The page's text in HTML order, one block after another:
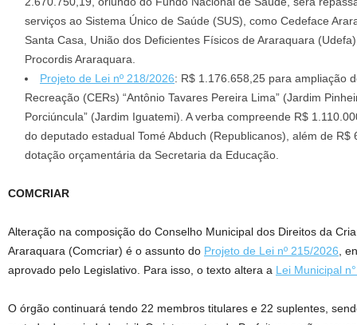
serviços ao Sistema Único de Saúde (SUS), como Cedeface
Santa Casa, União dos Deficientes Físicos de Araraquara
Procordis Araraquara.
Projeto de Lei nº 218/2026: R$ 1.176.658,25 para ampliação
Recreação (CERs) “Antônio Tavares Pereira Lima” (Jardim
Porciúncula” (Jardim Iguatemi). A verba compreende R$
do deputado estadual Tomé Abduch (Republicanos), além de
dotação orçamentária da Secretaria da Educação.
COMCRIAR
Alteração na composição do Conselho Municipal dos Direitos da
Araraquara (Comcriar) é o assunto do Projeto de Lei nº 215/2026 ,
aprovado pelo Legislativo. Para isso, o texto altera a Lei Municipal
O órgão continuará tendo 22 membros titulares e 22 suplentes,